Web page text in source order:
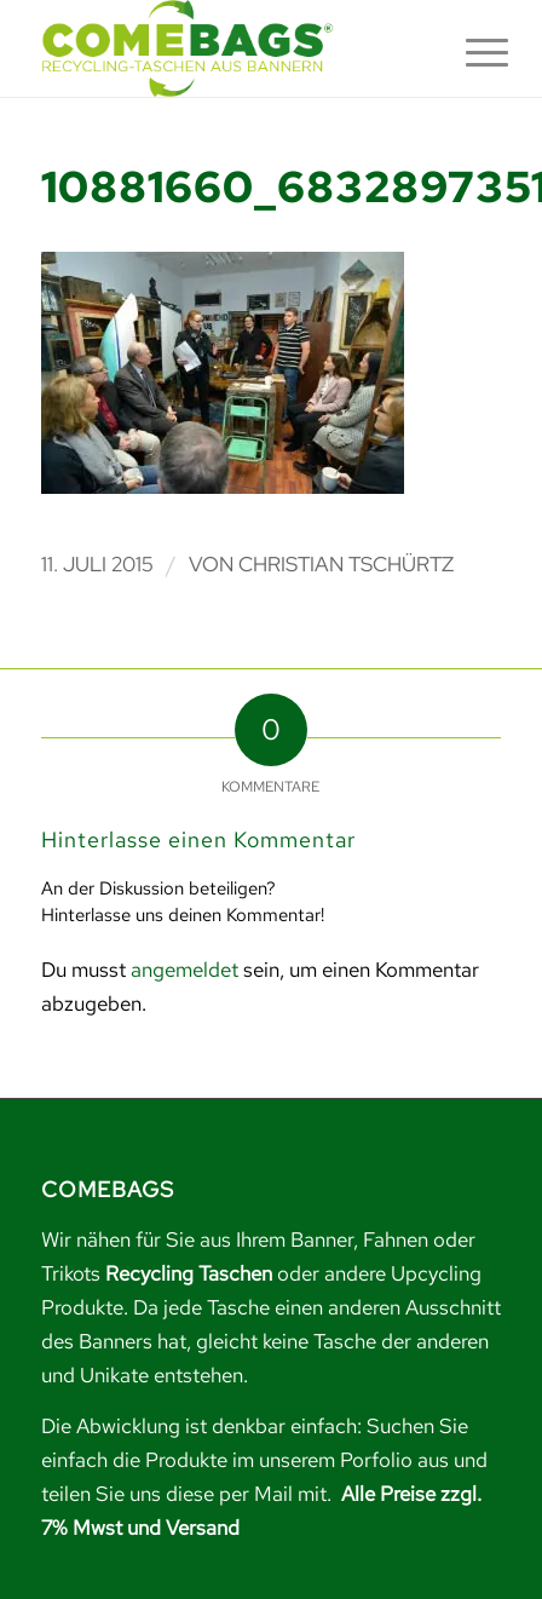
11. JULI 2015 / VON CHRISTIAN TSCHÜRTZ
0
KOMMENTARE
Hinterlasse einen Kommentar
An der Diskussion beteiligen?
Hinterlasse uns deinen Kommentar!
Du musstangemeldetsein, um einen Kommentar
abzugeben.
COMEBAGS
Wir nähen für Sie aus Ihrem Banner, Fahnen oder
Trikots Recycling Taschenoder andere Upcycling
Produkte. Da jede Tasche einen anderen Ausschnitt
des Banners hat, gleicht keine Tasche der anderen
und Unikate entstehen.
Die Abwicklung ist denkbar einfach: Suchen Sie
einfach die Produkte im unserem Porfolio aus und
teilen Sie uns diese per Mail mit. Alle Preise zzgl.
7% Mwst und Versand